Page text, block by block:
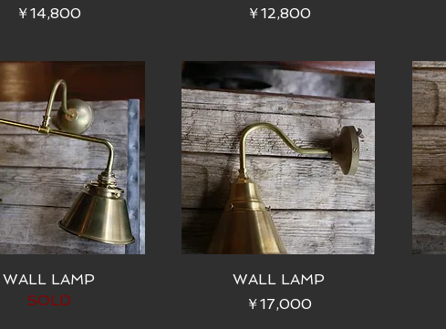
価格
￥14,800
価格
￥12,800
WALL LAMP
SOLD
WALL LAMP
価格
￥17,000